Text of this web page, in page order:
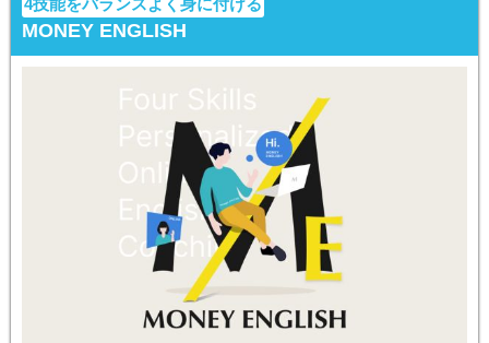
4技能をバランスよく身に付ける
MONEY ENGLISH